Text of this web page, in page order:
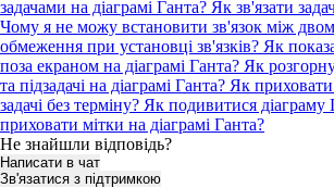
задачами на діаграмі Ганта? Як зв'язати
Чому я не можу встановити зв'язок між
обмеження при установці зв'язків? Як
поза екраном на діаграмі Ганта? Як
та підзадачі на діаграмі Ганта? Як приховати
задачі без терміну? Як подивитися діаграму
приховати мітки на діаграмі Ганта?
Не знайшли відповідь?
Написати в чат
Зв'язатися з підтримкою